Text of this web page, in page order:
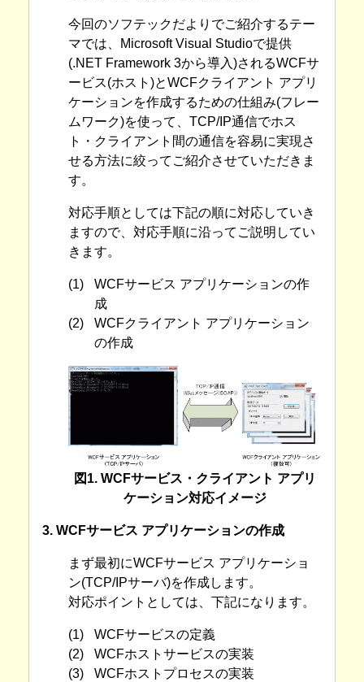
今回のソフテックだよりでご紹介するテー
マでは、Microsoft Visual Studioで提供
(.NET Framework 3から導入)されるWCFサ
ービス(ホスト)とWCFクライアント アプリ
ケーションを作成するための仕組み(フレー
ムワーク)を使って、TCP/IP通信でホス
ト・クライアント間の通信を容易に実現さ
せる方法に絞ってご紹介させていただきま
す。
対応手順としては下記の順に対応していき
ますので、対応手順に沿ってご説明してい
きます。
(1)
WCFサービス アプリケーションの作
成
(2)
WCFクライアント アプリケーション
の作成
図1. WCFサービス・クライアント アプリ
ケーション対応イメージ
3. WCFサービス アプリケーションの作成
まず最初にWCFサービス アプリケーショ
ン(TCP/IPサーバ)を作成します。
対応ポイントとしては、下記になります。
(1)
WCFサービスの定義
(2)
WCFホストサービスの実装
(3)
WCFホストプロセスの実装